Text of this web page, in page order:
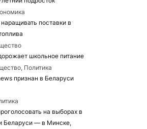
поставки в
школьное питание
Политика
признан в Беларуси
на выборах в
Беларуси — в Минске,